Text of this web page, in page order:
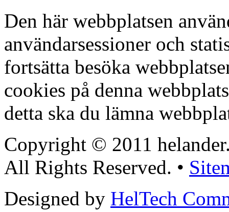
Den här webbplatsen
användarsessioner och
fortsätta besöka
cookies på denna
detta ska du lämna
Copyright © 2011
All Rights Reserved. •
Designed by HelTech